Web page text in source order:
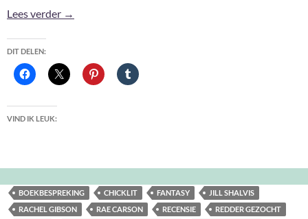
Lees verder Oh ja, deze las ik ook nog #3
→
DIT DELEN:
VIND IK LEUK:
BOEKBESPREKING CHICKLIT FANTASY
JILL SHALVIS
RACHEL GIBSON
RAE CARSON RECENSIE
REDDER GEZOCHT